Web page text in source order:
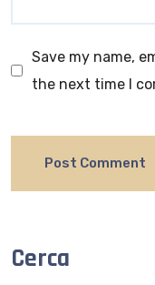
Save my name,
the next time I
Cerca